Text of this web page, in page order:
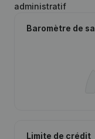
administratif
Baromètre de
Limite de crédit